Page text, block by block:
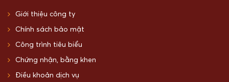
Giới thiệu công ty
Chính sách bảo mật
Công trình tiêu biểu
Chứng nhận, bằng khen
Điều khoản dịch vụ